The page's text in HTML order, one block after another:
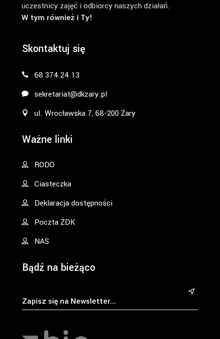
uczestnicy zajęć i odbiorcy naszych działań.
W tym również i Ty!
Skontaktuj się
68 374 24 13
sekretariat@dkzary.pl
ul. Wrocławska 7, 68-200 Żary
Ważne linki
RODO
Ciasteczka
Deklaracja dostępności
Poczta ŻDK
NAS
Bądź na bieżąco
&